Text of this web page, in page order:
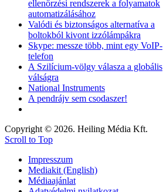
ellenőrzési rendszerek a folyamatok
automatizálásához
Valódi és biztonságos alternatíva a
boltokból kivont izzólámpákra
Skype: messze több, mint egy VoIP-
telefon
A Szilícium-völgy válasza a globális
válságra
National Instruments
A pendrájv sem csodaszer!
Copyright © 2026. Heiling Média Kft.
Scroll to Top
Impresszum
Mediakit (English)
Médiaajánlat